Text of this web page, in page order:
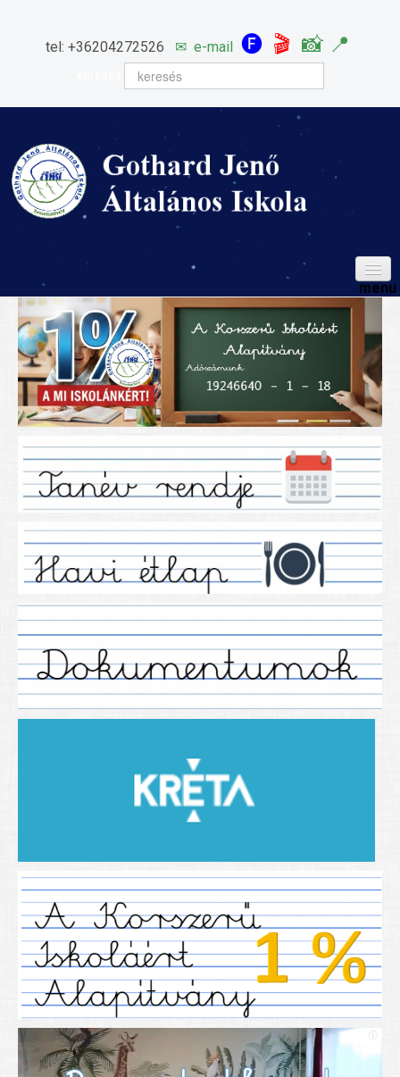
tel: +36204272526 ✉ e-mail 🅕 🎬 📸 📍
HÍREINK
ISKOLÁNK
Igazgatói köszöntő
Iskolánkról
Tanáraink
Tanéveink
Régebbi tanéveink
2021/2022 tanév
2013/2014. tanév
2014/2015. tanév
2015/2016. tanév
2016/2017 tanév
2018/2019 tanév
2019/2020-as tanév
Pályázataink
SIHU
EFOP 325
TÁMOP
TIOP
Határtalanul